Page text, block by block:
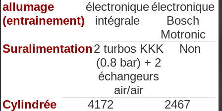
allumage
(entrainement)
électronique
intégrale
électronique
Bosch
Motronic
Suralimentation2 turbos KKK
(0.8 bar) + 2
échangeurs
air/air
Non
Cylindrée
4172 2467